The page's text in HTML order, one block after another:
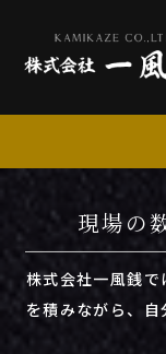
現場の
株式会社一風銭
を積みながら、